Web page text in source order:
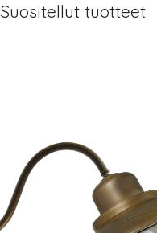
Suositellut tuotteet